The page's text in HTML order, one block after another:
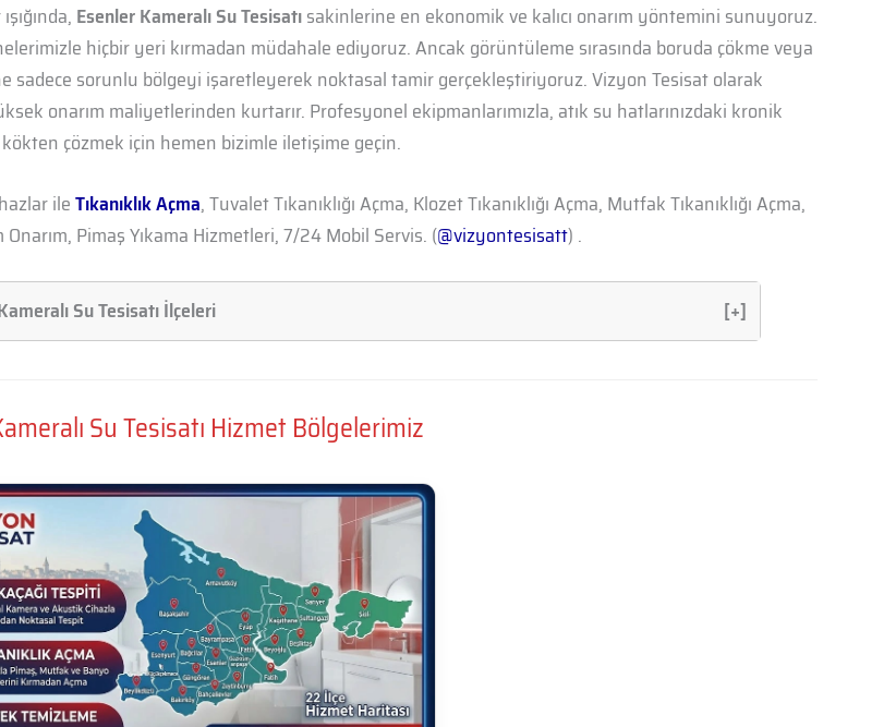
Esenler Kameralı Su Tesisatısakinlerine en ekonomik ve kalıcı onarım yöntemini sunuyoruz.
hiçbir yeri kırmadan müdahale ediyoruz. Ancak görüntüleme sırasında boruda çökme veya
sadece sorunlu bölgeyi işaretleyerek noktasal tamir gerçekleştiriyoruz. Vizyon Tesisat olarak
onarım maliyetlerinden kurtarır. Profesyonel ekipmanlarımızla, atık su hatlarınızdaki kronik
çözmek için hemen bizimle iletişime geçin.
ileTıkanıklık Açma, Tuvalet Tıkanıklığı Açma, Klozet Tıkanıklığı Açma, Mutfak Tıkanıklığı Açma,
Onarım, Pimaş Yıkama Hizmetleri, 7/24 Mobil Servis. (@vizyontesisatt) .
Su Tesisatı İlçeleri [+]
Su Tesisatı Hizmet Bölgelerimiz